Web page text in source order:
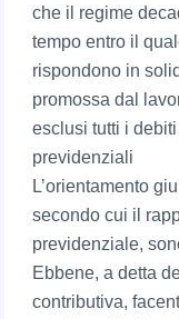
che il regime
tempo entro il
rispondono in
promossa dal
esclusi tutti i
previdenziali
L’orientamento
secondo cui il
previdenziale,
Ebbene, a detta
contributiva,